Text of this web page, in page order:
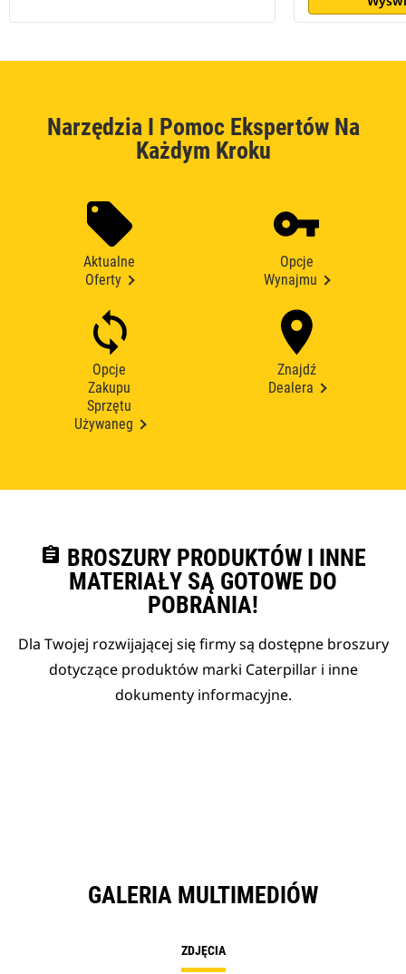
Narzędzia I Pomoc Ekspertów Na
Każdym Kroku
Aktualne
Oferty
Opcje
Wynajmu
Opcje
Zakupu
Sprzętu
Używaneg
Znajdź
Dealera
assignment BROSZURY PRODUKTÓW I INNE
MATERIAŁY SĄ GOTOWE DO
POBRANIA!
Dla Twojej rozwijającej się firmy są dostępne broszury
dotyczące produktów marki Caterpillar i inne
dokumenty informacyjne.
GALERIA MULTIMEDIÓW
ZDJĘCIA